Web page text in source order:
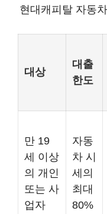
현대캐피탈 자동
대상
대출
한도
만 19
세 이상
의 개인
또는 사
업자
자동
차 시
세의
최대
80%